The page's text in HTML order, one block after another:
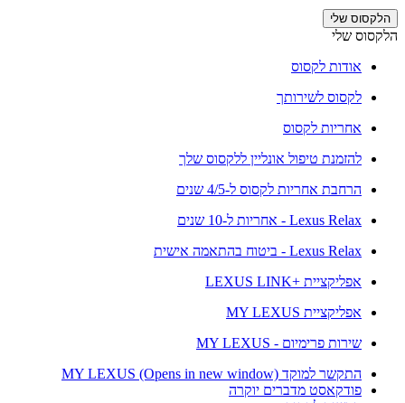
הלקסוס שלי
הלקסוס שלי
אודות לקסוס
לקסוס לשירותך
אחריות לקסוס
להזמנת טיפול אונליין ללקסוס שלך
הרחבת אחריות לקסוס ל-4/5 שנים
Lexus Relax - אחריות ל-10 שנים
Lexus Relax - ביטוח בהתאמה אישית
אפליקציית +LEXUS LINK
אפליקציית MY LEXUS
שירות פרימיום - MY LEXUS
התקשר למוקד MY LEXUS (Opens in new window)
פודקאסט מדברים יוקרה